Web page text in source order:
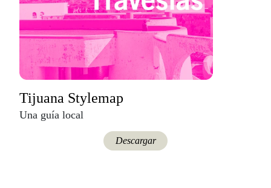
Tijuana Stylemap
Una guía local
Descargar